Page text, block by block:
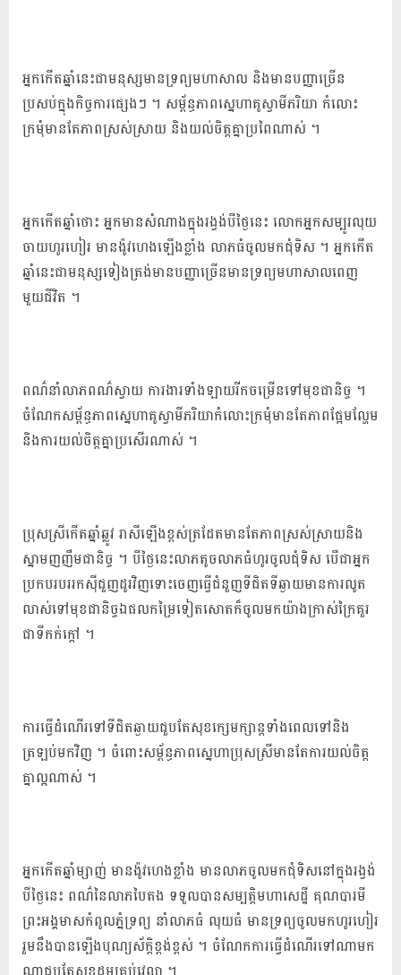
អ្នក​កើត​ឆ្នាំ​នេះ​ជា​មនុស្ស​មានទ្រព្យ​មហាសាល និង​មាន​បញ្ញា​ច្រើន​
ប្រសប់​ក្នុង​កិច្ចការ​ផ្សេង​ៗ ។ សម្ព័ន្ធភាព​ស្នេហា​គូ​ស្វាមីភរិយា កំលោះ​
ក្រមុំ​មាន​តែ​ភាព​ស្រស់ស្រាយ និង​យល់ចិត្ត​គ្នា​ប្រពៃ​ណាស់ ។
អ្នក​កើត​ឆ្នាំថោះ អ្នកមាន​សំណាង​ក្នុង​រង្វង់​បី​ថ្ងៃនេះ លោក​អ្នក​សម្បូរ​លុយ​
ចាយ​ហូរហៀរ មាន​ង៉ូ​វ​ហេង​ឡើង​ខ្លាំង លាភ​ធំ​ចូល​មក​ជុំ​ទិស ។ អ្នក​កើត​
ឆ្នាំ​នេះ​ជា​មនុស្ស​ទៀងត្រង់​មាន​បញ្ញា​ច្រើន​មានទ្រព្យ​មហាសាល​ពេញ​
មួយ​ជីវិត ។
ពណ៌​នាំ​លាភ​ពណ៌​ស្វាយ ការងារ​ទាំងឡាយ​រីក​ចម្រើន​ទៅ​មុខជា​និច្ច ។
ចំណែក​សម្ព័ន្ធភាព​ស្នេហា​គូ​ស្វាមីភរិយា​កំលោះ​ក្រមុំ​មាន​តែ​ភាព​ផ្អែមល្ហែម​
និង​ការ​យល់ចិត្ត​គ្នា​ប្រសើរ​ណាស់ ។
ប្រុស​ស្រី​កើត​ឆ្នាំឆ្លូវ រាសី​ឡើង​ខ្ពស់ត្រដែត​មាន​តែ​ភាព​ស្រស់ស្រាយ​និង​
ស្នាមញញឹម​ជា​និច្ច ។ បី​ថ្ងៃនេះ​លាភ​តូច​លាភ​ធំ​ហូរ​ចូល​ជុំ​ទិស បើជា​អ្នក​
ប្រកប​របរ​រកស៊ី​ជួញដូរ​វិញ​ទោះ​ចេញ​ធ្វើ​ជំនួញ​ទី​ជិត​ទី​ឆ្ងាយ​មានការ​លូត
លាស់​ទៅ​មុខជា​និច្ច​ឯ​ផល​កម្រៃ​ទៀត​សោត​ក៏​ចូល​មក​យ៉ាង​ក្រាស់ក្រៃ​គួរ​
ជាទី​កក់ក្តៅ ។
ការ​ធ្វើ​ដំណើរ​ទៅ​ទី​ជិត​ឆ្ងាយ​ជួប​តែ​សុខក្សេមក្សាន្ត​ទាំង​ពេល​ទៅ​និង​
ត្រឡប់​មក​វិញ ។ ចំពោះ​សម្ព័ន្ធភាព​ស្នេហា​ប្រុស​ស្រី​មាន​តែ​ការ​យល់ចិត្ត​
គ្នា​ល្អ​ណាស់ ។
អ្នក​កើត​ឆ្នាំម្សាញ់ មាន​ង៉ូ​វ​ហេង​ខ្លាំង មាន​លាភ​ចូល​មក​ជុំ​ទិស​នៅ​ក្នុង​រង្វង់​
បី​ថ្ងៃនេះ ពណ៌​នៃ​លាភ​បៃតង ទទួល​បាន​សម្បត្តិ​មហាសេដ្ឋី គុណ​បារមី​
ព្រះ​អង្គ​មាស​កំពូលភ្នំ​ទ្រព្យ នាំ​លាភ​ធំ លុយ​ធំ មានទ្រព្យ​ចូល​មក​ហូរហៀរ
រួម​នឹង​បាន​ឡើងបុណ្យស័ក្តិ​ខ្ពង់ខ្ពស់ ។ ចំណែក​ការ​ធ្វើ​ដំណើរ​ទៅ​ណា​មក​